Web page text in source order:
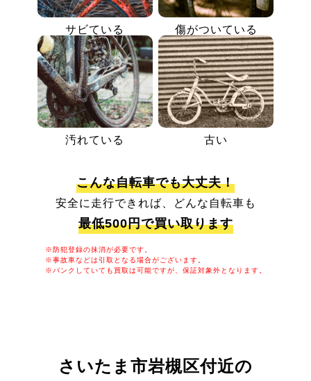
サビている 傷がついている
汚れている 古い
こんな自転車でも大丈夫！
安全に走行できれば、どんな自転車も
最低500円で買い取ります
※防犯登録の抹消が必要です。
※事故車などは引取となる場合がございます。
※パンクしていても買取は可能ですが、保証対象外となります。
さいたま市岩槻区付近の